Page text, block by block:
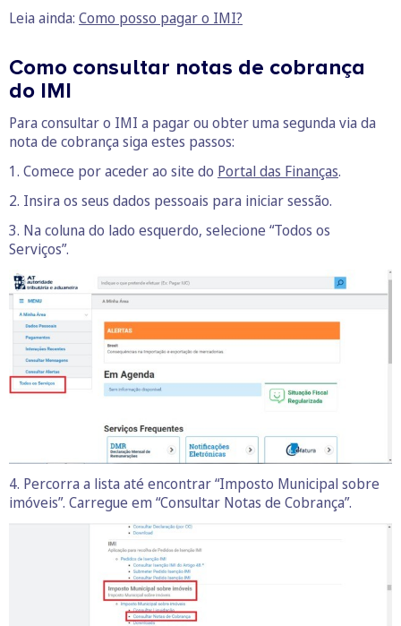
Leia ainda: Como posso pagar o IMI?
Como consultar notas de cobrança
do IMI
Para consultar o IMI a pagar ou obter uma segunda via da
nota de cobrança siga estes passos:
1. Comece por aceder ao site do Portal das Finanças.
2. Insira os seus dados pessoais para iniciar sessão.
3. Na coluna do lado esquerdo, selecione “Todos os
Serviços”.
4. Percorra a lista até encontrar “Imposto Municipal sobre
imóveis”. Carregue em “Consultar Notas de Cobrança”.